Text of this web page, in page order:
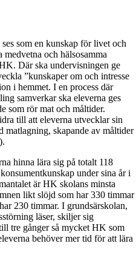
som en kunskap för livet och
och hälsosamma
Där ska undervisningen ge
”kunskaper om och intresse
i hemmet. I en process där
samverkar ska eleverna ges
som rör mat och måltider.
till att eleverna utvecklar sin
skapande av måltider
hinna lära sig på totalt 118
under sina år i
är HK skolans minsta
likt slöjd som har 330 timmar
230 timmar. I grundsärskolan,
läser, skiljer sig
tre gånger så mycket HK som
behöver mer tid för att lära